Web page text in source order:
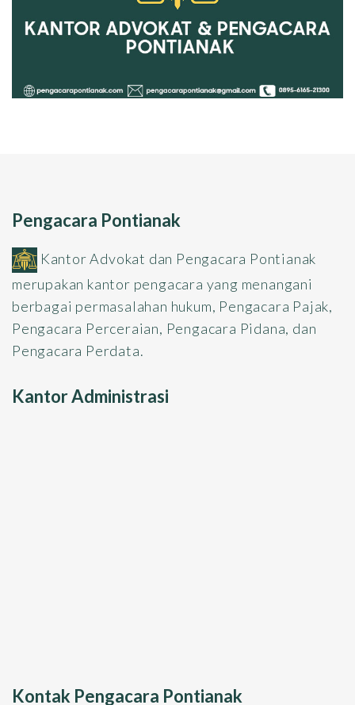
Pengacara Pontianak
Kantor Advokat dan Pengacara Pontianak
merupakan kantor pengacara yang menangani
berbagai permasalahan hukum, Pengacara Pajak,
Pengacara Perceraian, Pengacara Pidana, dan
Pengacara Perdata.
Kantor Administrasi
Kontak Pengacara Pontianak